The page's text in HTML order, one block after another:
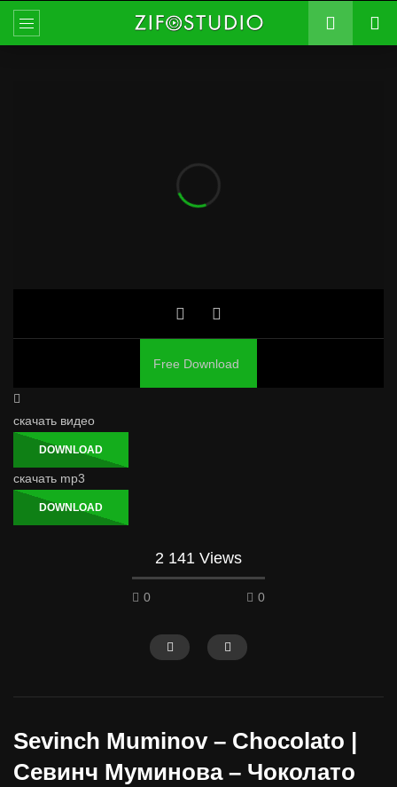
Free Download
скачать видео
DOWNLOAD
скачать mp3
DOWNLOAD
2 141 Views
0 0
Sevinch Muminov – Chocolato |
Севинч Муминова – Чоколато